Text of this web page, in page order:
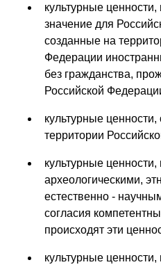
культурные
значение для
созданные на
Федерации
без гражданства,
Российской
культурные
территории
культурные
археологическими,
естественно -
согласия
происходят эти
культурные